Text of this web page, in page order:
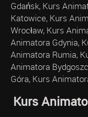
Gdańsk, Kurs
Katowice, Kurs
Wrocław, Kurs
Animatora Gdynia,
Animatora Rumia,
Animatora
Góra, Kurs
Kurs